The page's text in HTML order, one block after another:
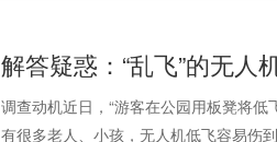
解答疑惑：“乱飞”的无人
调查动机近日，“游客在公园用板凳将
有很多老人、小孩，无人机低飞容易伤